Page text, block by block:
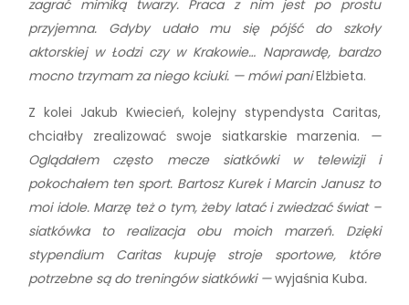
zagrać mimiką twarzy. Praca z nim jest po prostu
przyjemna. Gdyby udało mu się pójść do szkoły
aktorskiej w Łodzi czy w Krakowie… Naprawdę, bardzo
mocno trzymam za niego kciuki. — mówi paniElżbieta.
Z kolei Jakub Kwiecień, kolejny stypendysta Caritas,
chciałby zrealizować swoje siatkarskie marzenia.
—
Oglądałem często mecze siatkówki w telewizji i
pokochałem ten sport. Bartosz Kurek i Marcin Janusz to
moi idole. Marzę też o tym, żeby latać i zwiedzać świat –
siatkówka to realizacja obu moich marzeń.
Dzięki
stypendium Caritas kupuję stroje sportowe, które
potrzebne są do treningów siatkówki —wyjaśnia Kuba.